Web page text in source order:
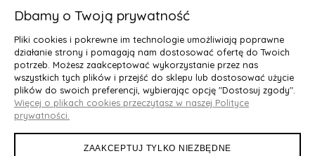
INFORMACJE
MOJE KONTO
O NAS
Deluxury.pl
Dbamy o Twoją prywatność
Pliki cookies i pokrewne im technologie umożliwiają poprawne
działanie strony i pomagają nam dostosować ofertę do Twoich
potrzeb. Możesz zaakceptować wykorzystanie przez nas
wszystkich tych plików i przejść do sklepu lub dostosować użycie
plików do swoich preferencji, wybierając opcję "Dostosuj zgody".
Więcej o plikach cookies przeczytasz w naszej Polityce
prywatności.
ZAAKCEPTUJ TYLKO NIEZBĘDNE